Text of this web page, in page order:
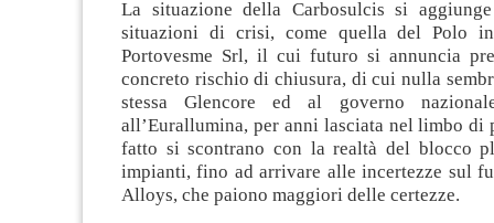
La situazione della Carbosulcis si
situazioni di crisi, come quella del Polo
Portovesme Srl, il cui futuro si annuncia
concreto rischio di chiusura, di cui nulla
stessa Glencore ed al governo
all’Eurallumina, per anni lasciata nel limbo di
fatto si scontrano con la realtà del blocco
impianti, fino ad arrivare alle incertezze sul
Alloys, che paiono maggiori delle certezze.